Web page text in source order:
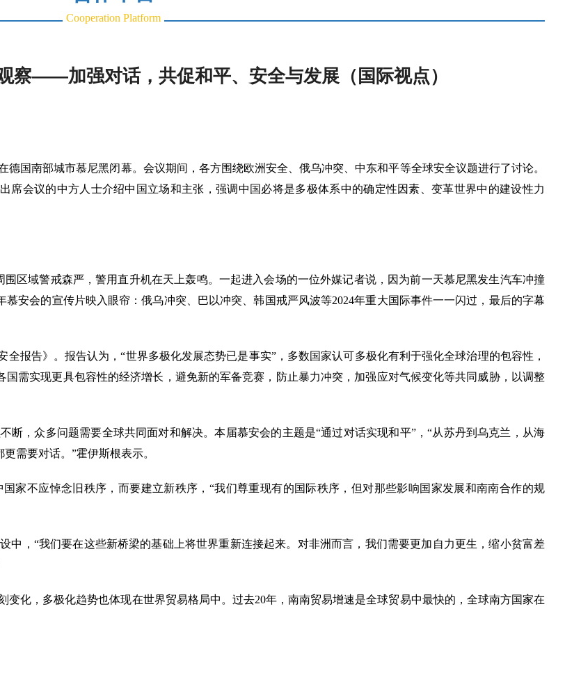
Cooperation Platform
察——加强对话，共促和平、安全与发展（国际视点）
国南部城市慕尼黑闭幕。会议期间，各方围绕欧洲安全、俄乌冲突、中东和平等全球安全议题进行了讨论。
席会议的中方人士介绍中国立场和主张，强调中国必将是多极体系中的确定性因素、变革世界中的建设性力
区域警戒森严，警用直升机在天上轰鸣。一起进入会场的一位外媒记者说，因为前一天慕尼黑发生汽车冲撞
安会的宣传片映入眼帘：俄乌冲突、巴以冲突、韩国戒严风波等2024年重大国际事件一一闪过，最后的字幕
全报告》。报告认为，“世界多极化发展态势已是事实”，多数国家认可多极化有利于强化全球治理的包容性，
需实现更具包容性的经济增长，避免新的军备竞赛，防止暴力冲突，加强应对气候变化等共同威胁，以调整
断，众多问题需要全球共同面对和解决。本届慕安会的主题是“通过对话实现和平”，“从苏丹到乌克兰，从海
需要对话。”霍伊斯根表示。
家不应悼念旧秩序，而要建立新秩序， “我们尊重现有的国际秩序，但对那些影响国家发展和南南合作的规
中， “我们要在这些新桥梁的基础上将世界重新连接起来。对非洲而言，我们需要更加自力更生，缩小贫富差
变化，多极化趋势也体现在世界贸易格局中。过去20年，南南贸易增速是全球贸易中最快的，全球南方国家在